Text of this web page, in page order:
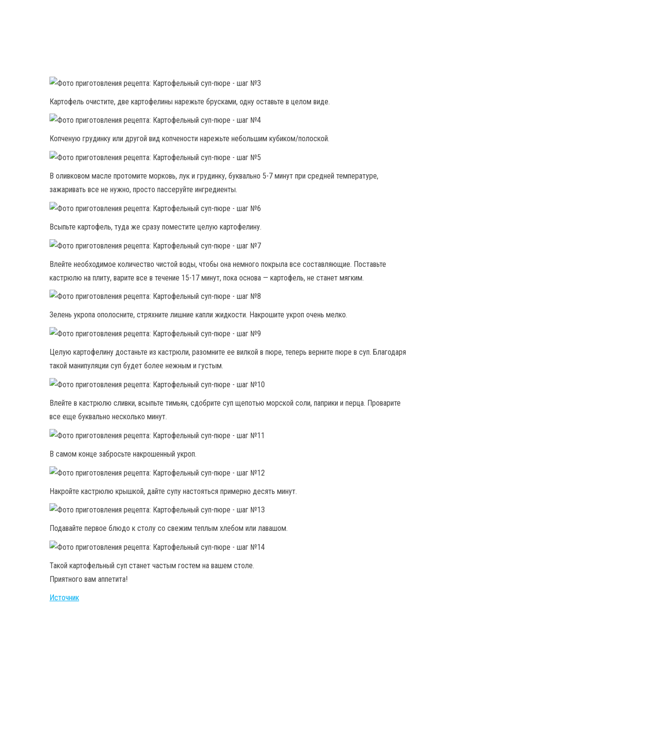
Картофель очистите, две картофелины нарежьте брусками, одну оставьте в целом виде.
Копченую грудинку или другой вид копчености нарежьте небольшим кубиком/полоской.
В оливковом масле протомите морковь, лук и грудинку, буквально 5-7 минут при средней температуре,
зажаривать все не нужно, просто пассеруйте ингредиенты.
Всыпьте картофель, туда же сразу поместите целую картофелину.
Влейте необходимое количество чистой воды, чтобы она немного покрыла все составляющие. Поставьте
кастрюлю на плиту, варите все в течение 15-17 минут, пока основа — картофель, не станет мягким.
Зелень укропа ополосните, стряхните лишние капли жидкости. Накрошите укроп очень мелко.
Целую картофелину достаньте из кастрюли, разомните ее вилкой в пюре, теперь верните пюре в суп. Благодаря
такой манипуляции суп будет более нежным и густым.
Влейте в кастрюлю сливки, всыпьте тимьян, сдобрите суп щепотью морской соли, паприки и перца. Проварите
все еще буквально несколько минут.
В самом конце забросьте накрошенный укроп.
Накройте кастрюлю крышкой, дайте супу настояться примерно десять минут.
Подавайте первое блюдо к столу со свежим теплым хлебом или лавашом.
Такой картофельный суп станет частым гостем на вашем столе.
Приятного вам аппетита!
Источник